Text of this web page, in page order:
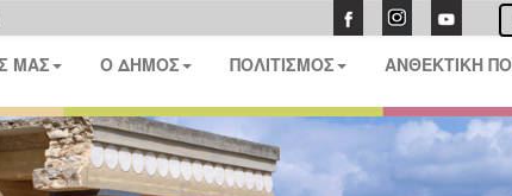
ΜΑΣ Ο ΔΗΜΟΣ ΠΟΛΙΤΙΣΜΟΣ ΑΝΘΕΚΤΙΚΗ